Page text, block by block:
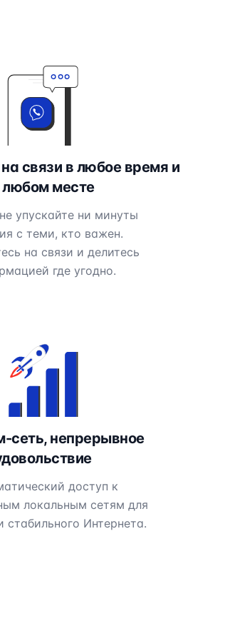
связи в любое время и
любом месте
упускайте ни минуты
с теми, кто важен.
на связи и делитесь
где угодно.
сеть, непрерывное
доступ к
локальным сетям для
стабильного Интернета.